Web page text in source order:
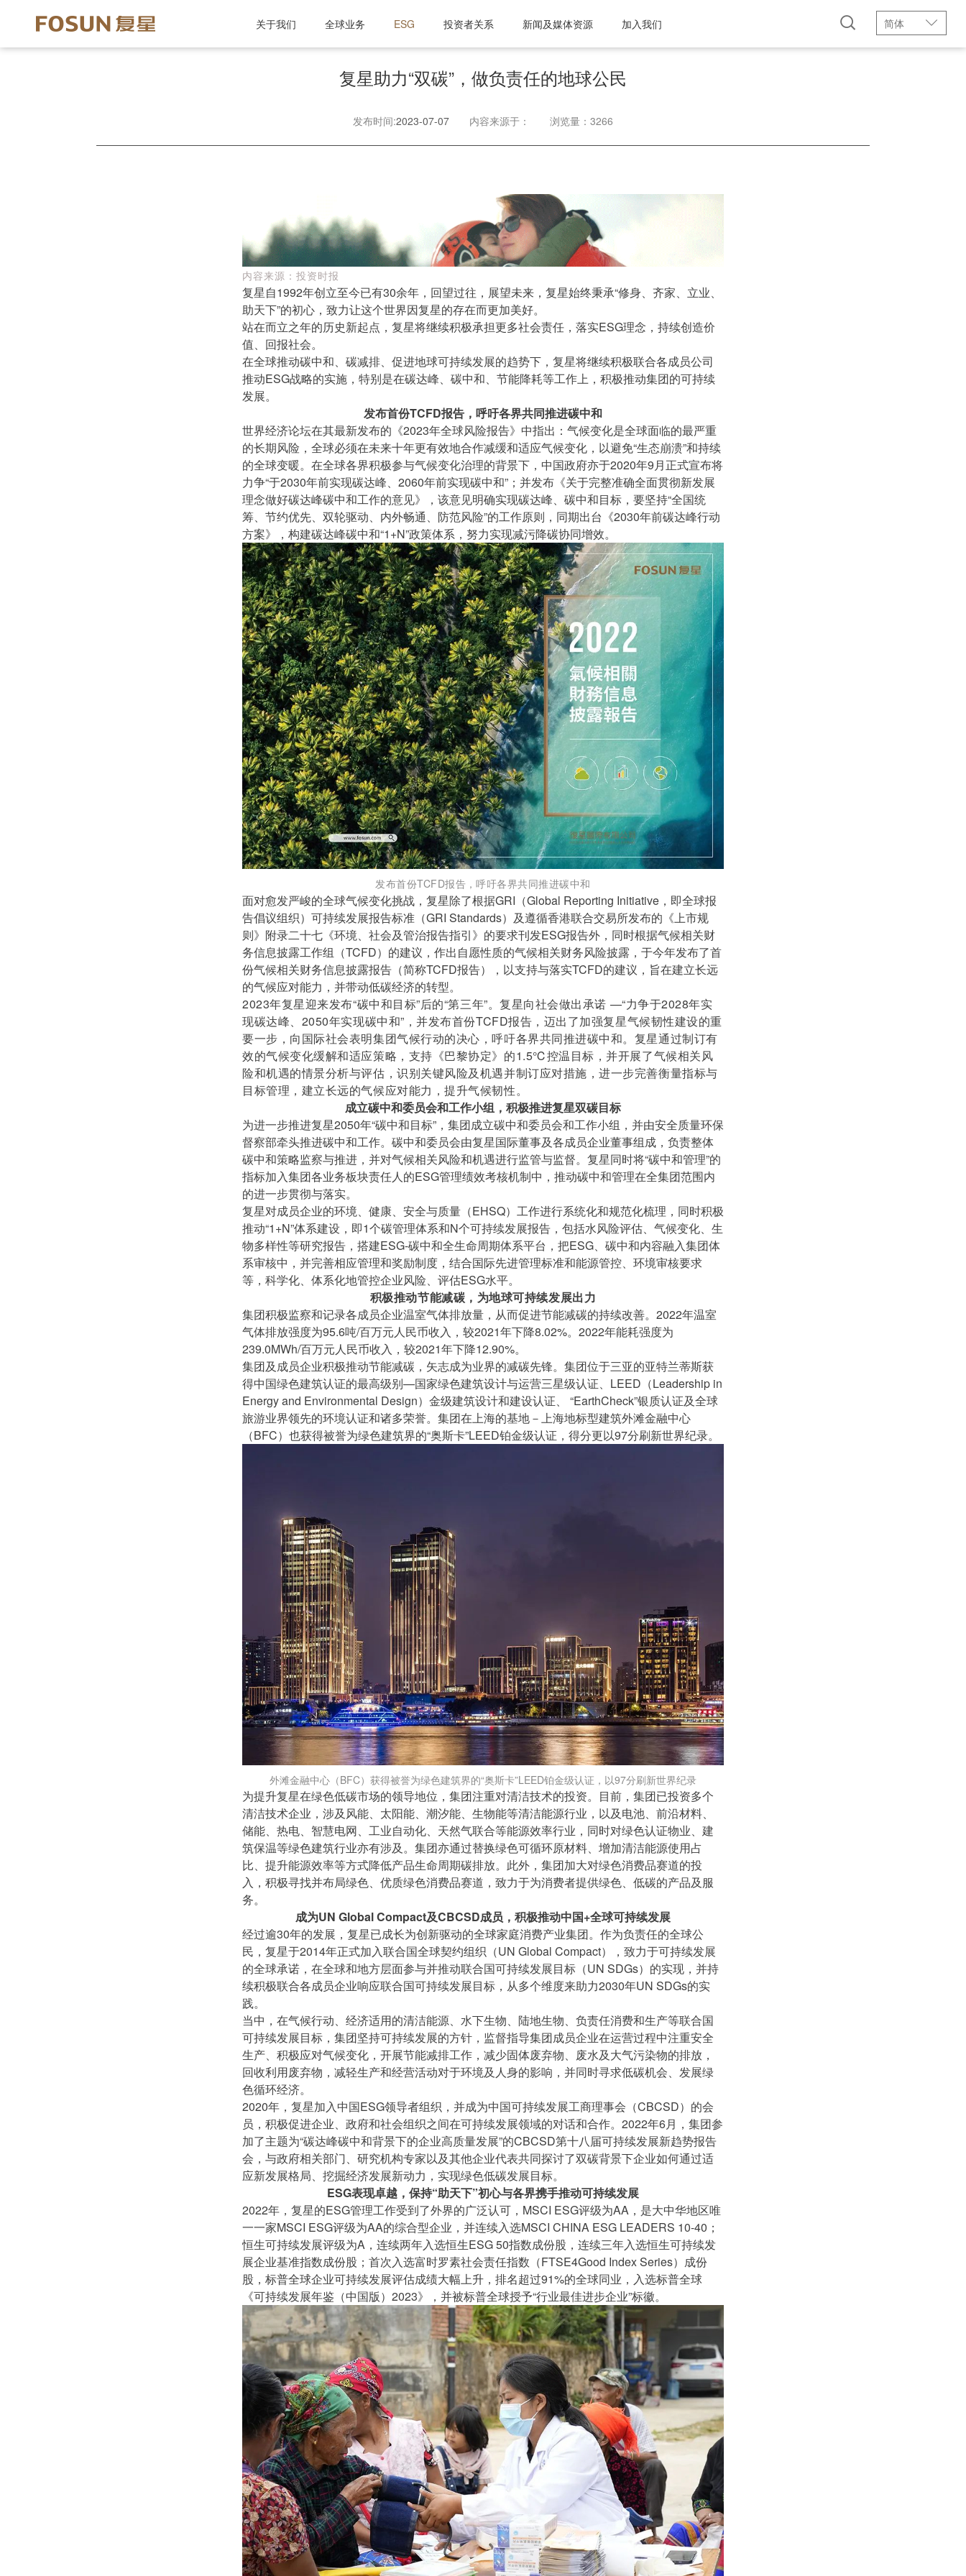
简体
关于我们 全球业务 ESG 投资者关系 新闻及媒体资源 加入我们
复星助力“双碳”，做负责任的地球公民
发布时间:2023-07-07 内容来源于： 浏览量：3266
内容来源：投资时报
复星自1992年创立至今已有30余年，回望过往，展望未来，复星始终秉承“修身、齐家、立业、
助天下”的初心，致力让这个世界因复星的存在而更加美好。
站在而立之年的历史新起点，复星将继续积极承担更多社会责任，落实ESG理念，持续创造价
值、回报社会。
在全球推动碳中和、碳减排、促进地球可持续发展的趋势下，复星将继续积极联合各成员公司
推动ESG战略的实施，特别是在碳达峰、碳中和、节能降耗等工作上，积极推动集团的可持续
发展。
发布首份TCFD报告，呼吁各界共同推进碳中和
世界经济论坛在其最新发布的《2023年全球风险报告》中指出：气候变化是全球面临的最严重
的长期风险，全球必须在未来十年更有效地合作减缓和适应气候变化，以避免“生态崩溃”和持续
的全球变暖。在全球各界积极参与气候变化治理的背景下，中国政府亦于2020年9月正式宣布将
力争“于2030年前实现碳达峰、2060年前实现碳中和”；并发布《关于完整准确全面贯彻新发展
理念做好碳达峰碳中和工作的意见》，该意见明确实现碳达峰、碳中和目标，要坚持“全国统
筹、节约优先、双轮驱动、内外畅通、防范风险”的工作原则，同期出台《2030年前碳达峰行动
方案》，构建碳达峰碳中和“1+N”政策体系，努力实现减污降碳协同增效。
发布首份TCFD报告，呼吁各界共同推进碳中和
面对愈发严峻的全球气候变化挑战，复星除了根据GRI（Global Reporting Initiative，即全球报
告倡议组织）可持续发展报告标准（GRI Standards）及遵循香港联合交易所发布的《上市规
则》附录二十七《环境、社会及管治报告指引》的要求刊发ESG报告外，同时根据气候相关财
务信息披露工作组（TCFD）的建议，作出自愿性质的气候相关财务风险披露，于今年发布了首
份气候相关财务信息披露报告（简称TCFD报告），以支持与落实TCFD的建议，旨在建立长远
的气候应对能力，并带动低碳经济的转型。
2023年复星迎来发布“碳中和目标”后的“第三年”。复星向社会做出承诺 —“力争于2028年实
现碳达峰、2050年实现碳中和”，并发布首份TCFD报告，迈出了加强复星气候韧性建设的重
要一步，向国际社会表明集团气候行动的决心，呼吁各界共同推进碳中和。复星通过制订有
效的气候变化缓解和适应策略，支持《巴黎协定》的1.5℃控温目标，并开展了气候相关风
险和机遇的情景分析与评估，识别关键风险及机遇并制订应对措施，进一步完善衡量指标与
目标管理，建立长远的气候应对能力，提升气候韧性。
成立碳中和委员会和工作小组，积极推进复星双碳目标
为进一步推进复星2050年“碳中和目标”，集团成立碳中和委员会和工作小组，并由安全质量环保
督察部牵头推进碳中和工作。碳中和委员会由复星国际董事及各成员企业董事组成，负责整体
碳中和策略监察与推进，并对气候相关风险和机遇进行监管与监督。复星同时将“碳中和管理”的
指标加入集团各业务板块责任人的ESG管理绩效考核机制中，推动碳中和管理在全集团范围内
的进一步贯彻与落实。
复星对成员企业的环境、健康、安全与质量（EHSQ）工作进行系统化和规范化梳理，同时积极
推动“1+N”体系建设，即1个碳管理体系和N个可持续发展报告，包括水风险评估、气候变化、生
物多样性等研究报告，搭建ESG-碳中和全生命周期体系平台，把ESG、碳中和内容融入集团体
系审核中，并完善相应管理和奖励制度，结合国际先进管理标准和能源管控、环境审核要求
等，科学化、体系化地管控企业风险、评估ESG水平。
积极推动节能减碳，为地球可持续发展出力
集团积极监察和记录各成员企业温室气体排放量，从而促进节能减碳的持续改善。2022年温室
气体排放强度为95.6吨/百万元人民币收入，较2021年下降8.02%。2022年能耗强度为
239.0MWh/百万元人民币收入，较2021年下降12.90%。
集团及成员企业积极推动节能减碳，矢志成为业界的减碳先锋。集团位于三亚的亚特兰蒂斯获
得中国绿色建筑认证的最高级别—国家绿色建筑设计与运营三星级认证、LEED（Leadership in
Energy and Environmental Design）金级建筑设计和建设认证、 “EarthCheck”银质认证及全球
旅游业界领先的环境认证和诸多荣誉。集团在上海的基地－上海地标型建筑外滩金融中心
（BFC）也获得被誉为绿色建筑界的“奥斯卡”LEED铂金级认证，得分更以97分刷新世界纪录。
外滩金融中心（BFC）获得被誉为绿色建筑界的“奥斯卡”LEED铂金级认证，以97分刷新世界纪录
为提升复星在绿色低碳市场的领导地位，集团注重对清洁技术的投资。目前，集团已投资多个
清洁技术企业，涉及风能、太阳能、潮汐能、生物能等清洁能源行业，以及电池、前沿材料、
储能、热电、智慧电网、工业自动化、天然气联合等能源效率行业，同时对绿色认证物业、建
筑保温等绿色建筑行业亦有涉及。集团亦通过替换绿色可循环原材料、增加清洁能源使用占
比、提升能源效率等方式降低产品生命周期碳排放。此外，集团加大对绿色消费品赛道的投
入，积极寻找并布局绿色、优质绿色消费品赛道，致力于为消费者提供绿色、低碳的产品及服
务。
成为UN Global Compact及CBCSD成员，积极推动中国+全球可持续发展
经过逾30年的发展，复星已成长为创新驱动的全球家庭消费产业集团。作为负责任的全球公
民，复星于2014年正式加入联合国全球契约组织（UN Global Compact），致力于可持续发展
的全球承诺，在全球和地方层面参与并推动联合国可持续发展目标（UN SDGs）的实现，并持
续积极联合各成员企业响应联合国可持续发展目标，从多个维度来助力2030年UN SDGs的实
践。
当中，在气候行动、经济适用的清洁能源、水下生物、陆地生物、负责任消费和生产等联合国
可持续发展目标，集团坚持可持续发展的方针，监督指导集团成员企业在运营过程中注重安全
生产、积极应对气候变化，开展节能减排工作，减少固体废弃物、废水及大气污染物的排放，
回收利用废弃物，减轻生产和经营活动对于环境及人身的影响，并同时寻求低碳机会、发展绿
色循环经济。
2020年，复星加入中国ESG领导者组织，并成为中国可持续发展工商理事会（CBCSD）的会
员，积极促进企业、政府和社会组织之间在可持续发展领域的对话和合作。2022年6月，集团参
加了主题为“碳达峰碳中和背景下的企业高质量发展”的CBCSD第十八届可持续发展新趋势报告
会，与政府相关部门、研究机构专家以及其他企业代表共同探讨了双碳背景下企业如何通过适
应新发展格局、挖掘经济发展新动力，实现绿色低碳发展目标。
ESG表现卓越，保持“助天下”初心与各界携手推动可持续发展
2022年，复星的ESG管理工作受到了外界的广泛认可，MSCI ESG评级为AA，是大中华地区唯
一一家MSCI ESG评级为AA的综合型企业，并连续入选MSCI CHINA ESG LEADERS 10-40；
恒生可持续发展评级为A，连续两年入选恒生ESG 50指数成份股，连续三年入选恒生可持续发
展企业基准指数成份股；首次入选富时罗素社会责任指数（FTSE4Good Index Series）成份
股，标普全球企业可持续发展评估成绩大幅上升，排名超过91%的全球同业，入选标普全球
《可持续发展年鉴（中国版）2023》，并被标普全球授予“行业最佳进步企业”标徽。